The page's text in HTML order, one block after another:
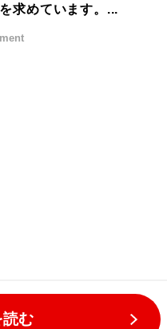
求めています。...
む